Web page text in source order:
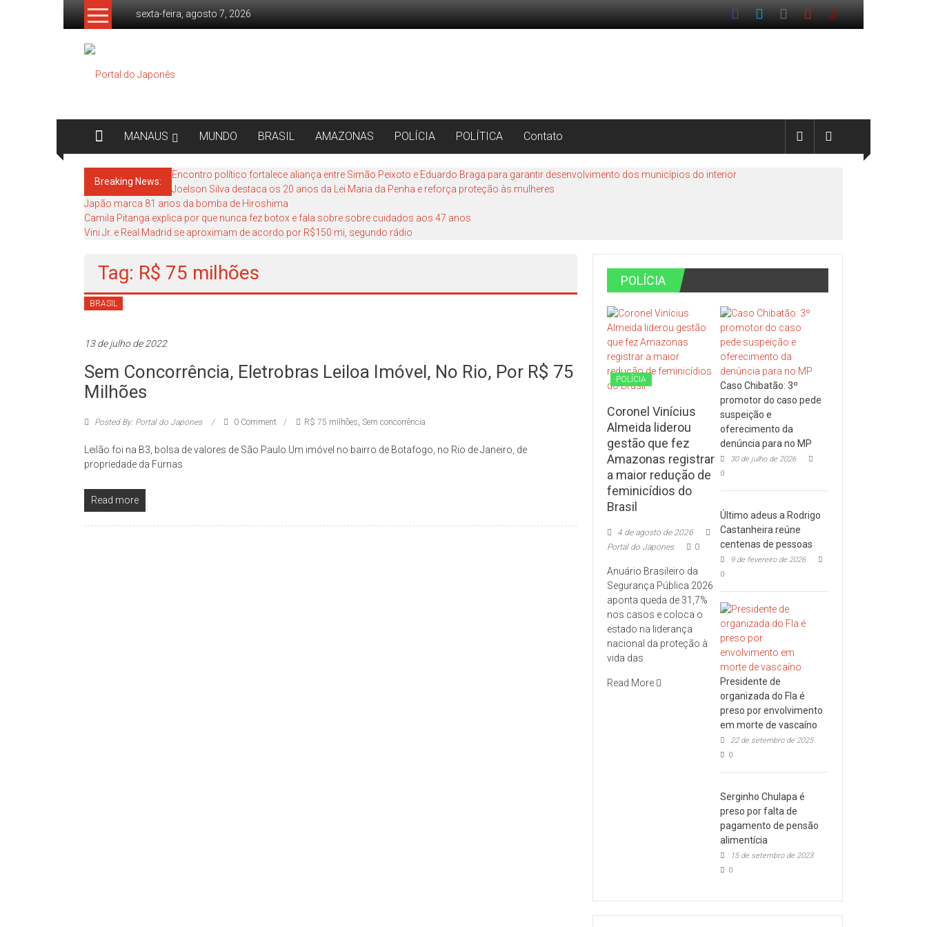
sexta-feira, agosto 7, 2026
Portal
do
Japão
mais
perto
de
você!
MANAUS MUNDO BRASIL AMAZONAS POLÍCIA POLÍTICA Contato
Breaking News:
Encontro político fortalece aliança entre Simão Peixoto e Eduardo Braga para garantir desenvolvimento dos municípios do interior
Joelson Silva destaca os 20 anos da Lei Maria da Penha e reforça proteção às mulheres
Japão marca 81 anos da bomba de Hiroshima
Camila Pitanga explica por que nunca fez botox e fala sobre sobre cuidados aos 47 anos
Vini Jr. e Real Madrid se aproximam de acordo por R$150 mi, segundo rádio
Tag: R$ 75 milhões
BRASIL
13 de julho de 2022
Sem Concorrência, Eletrobras Leiloa Imóvel, No Rio, Por R$ 75
Milhões
Posted By: Portal do Japones 0 Comment R$ 75 milhões, Sem concorrência
Leilão foi na B3, bolsa de valores de São Paulo Um imóvel no bairro de Botafogo, no Rio de Janeiro, de
propriedade da Furnas
Read more
POLÍCIA
POLÍCIA
Coronel Vinícius
Almeida liderou
gestão que fez
Amazonas registrar
a maior redução de
feminicídios do
Brasil
4 de agosto de 2026
Portal do Japones
0
Anuário Brasileiro da
Segurança Pública 2026
aponta queda de 31,7%
nos casos e coloca o
estado na liderança
nacional da proteção à
vida das
Read More
Caso Chibatão: 3º
promotor do caso pede
suspeição e
oferecimento da
denúncia para no MP
30 de julho de 2026
0
Último adeus a Rodrigo
Castanheira reúne
centenas de pessoas
9 de fevereiro de 2026
0
Presidente de
organizada do Fla é
preso por envolvimento
em morte de vascaíno
22 de setembro de 2025
0
Serginho Chulapa é
preso por falta de
pagamento de pensão
alimentícia
15 de setembro de 2023
0